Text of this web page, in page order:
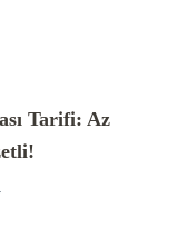
Tarifi: Az